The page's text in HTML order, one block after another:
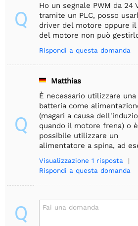
Q
Ho un segnale PWM da 24
tramite un PLC, posso
driver del motore oppure
del motore non può
Rispondi a questa domanda
Q
Matthias
È necessario utilizzare una
batteria come
(magari a causa
quando il motore frena) o è
possibile utilizzare un
alimentatore a spina, ad
Visualizzazione 1 risposta |
Rispondi a questa domanda
Q Fai una domanda